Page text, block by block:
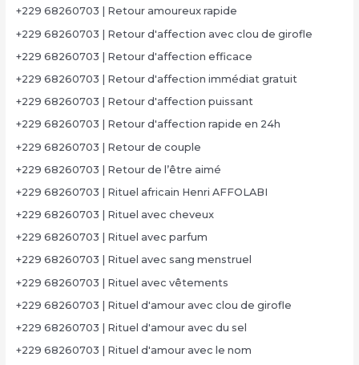
+229 68260703 | Retour amoureux rapide
+229 68260703 | Retour d'affection avec clou de girofle
+229 68260703 | Retour d'affection efficace
+229 68260703 | Retour d'affection immédiat gratuit
+229 68260703 | Retour d'affection puissant
+229 68260703 | Retour d'affection rapide en 24h
+229 68260703 | Retour de couple
+229 68260703 | Retour de l’être aimé
+229 68260703 | Rituel africain Henri AFFOLABI
+229 68260703 | Rituel avec cheveux
+229 68260703 | Rituel avec parfum
+229 68260703 | Rituel avec sang menstruel
+229 68260703 | Rituel avec vêtements
+229 68260703 | Rituel d'amour avec clou de girofle
+229 68260703 | Rituel d'amour avec du sel
+229 68260703 | Rituel d'amour avec le nom